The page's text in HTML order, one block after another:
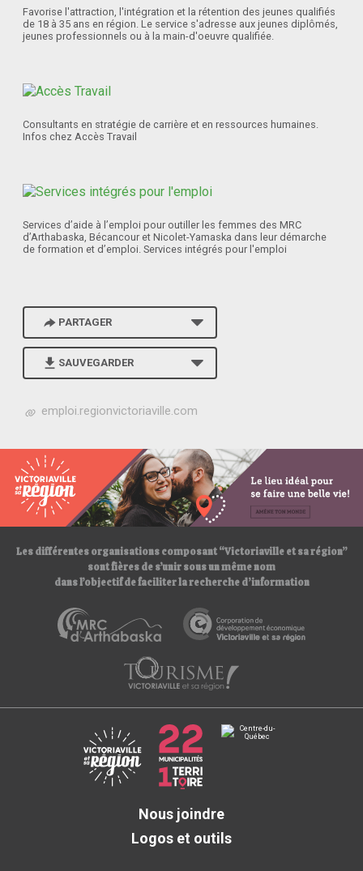
Favorise l'attraction, l'intégration et la rétention des jeunes qualifiés
de 18 à 35 ans en région. Le service s'adresse aux jeunes diplômés,
jeunes professionnels ou à la main-d'oeuvre qualifiée.
Consultants en stratégie de carrière et en ressources humaines.
Infos chez Accès Travail
Services d’aide à l’emploi pour outiller les femmes des MRC
d’Arthabaska, Bécancour et Nicolet-Yamaska dans leur démarche
de formation et d’emploi. Services intégrés pour l'emploi
PARTAGER
SAUVEGARDER
h
p
s
:
/
/
emploi.regionvictoriaville.com
Les différentes organisations composant “Victoriaville et sa région”
sont fières de s’unir sous un même nom
dans l’objectif de faciliter la recherche d’information
Nous joindre
Logos et outils